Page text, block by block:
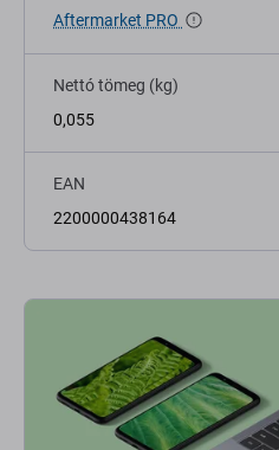
Aftermarket PRO
Nettó tömeg (kg)
0,055
EAN
2200000438164